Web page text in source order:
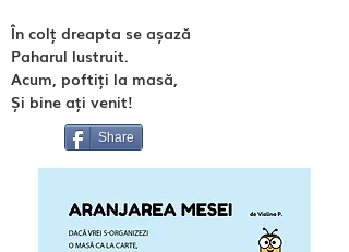
În colț dreapta se așază
Paharul lustruit.
Acum, poftiți la masă,
Și bine ați venit!
Share